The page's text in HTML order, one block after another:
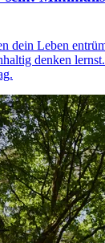
dein Leben
denken